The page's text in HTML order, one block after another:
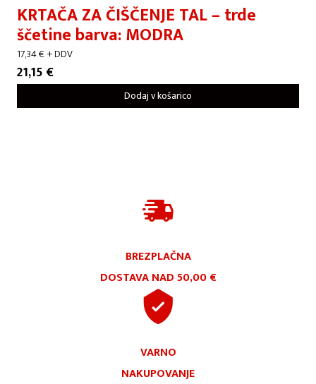
KRTAČA ZA ČIŠČENJE TAL – trde
ščetine barva: MODRA
17,34€+ DDV
21,15 €
Dodaj v košarico
BREZPLAČNA
DOSTAVA NAD 50,00 €
VARNO
NAKUPOVANJE